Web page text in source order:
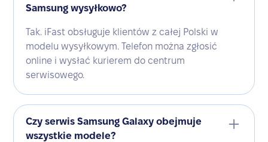
Samsung wysyłkowo?
Tak. iFast obsługuje klientów z całej Polski w
modelu wysyłkowym. Telefon można zgłosić
online i wysłać kurierem do centrum
serwisowego.
Czy serwis Samsung Galaxy obejmuje
wszystkie modele?